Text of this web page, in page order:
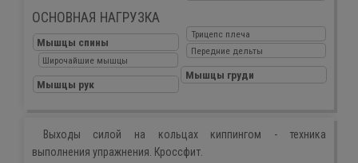
ОСНОВНАЯ НАГРУЗКА
Мышцы спины
Широчайшие мышцы
Мышцы рук
Трицепс плеча
Передние дельты
Мышцы груди
Выходы силой на кольцах киппингом - техника
выполнения упражнения. Кроссфит.